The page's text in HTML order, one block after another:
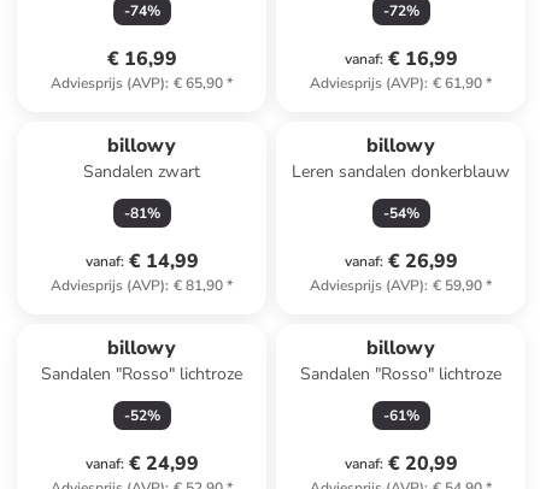
-74%
€ 16,99
Adviesprijs (AVP): € 65,90*
-72%
vanaf: € 16,99
Adviesprijs (AVP): € 61,90*
billowy
Sandalen zwart
-81%
vanaf: € 14,99
Adviesprijs (AVP): € 81,90*
billowy
Leren sandalen donkerblauw
-54%
vanaf: € 26,99
Adviesprijs (AVP): € 59,90*
billowy
Sandalen "Rosso" lichtroze
-52%
vanaf: € 24,99
billowy
Sandalen "Rosso" lichtroze
-61%
vanaf: € 20,99